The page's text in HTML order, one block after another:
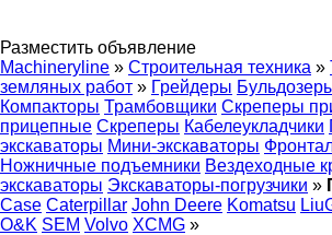
Разместить объявление
Machineryline » Строительная техника »
земляных работ » Грейдеры
Компакторы Трамбовщики Скреперы
прицепные Скреперы Кабелеукладчики
экскаваторы Мини-экскаваторы
Ножничные подъемники Вездеходные
экскаваторы Экскаваторы-погрузчики »
Case Caterpillar John Deere Komatsu
O&K SEM Volvo XCMG »